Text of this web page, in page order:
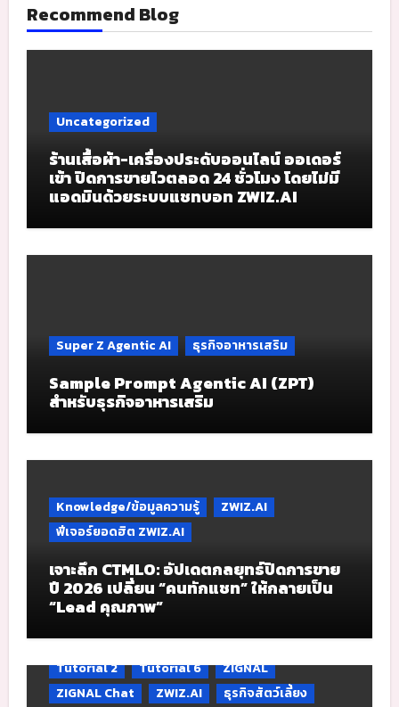
Recommend Blog
Uncategorized
ร้านเสื้อผ้า-เครื่องประดับออนไลน์ ออเดอร์
เข้า ปิดการขายไวตลอด 24 ชั่วโมง โดยไม่มี
แอดมินด้วยระบบแชทบอท ZWIZ.AI
Super Z Agentic AI ธุรกิจอาหารเสริม
Sample Prompt Agentic AI (ZPT)
สำหรับธุรกิจอาหารเสริม
Knowledge/ข้อมูลความรู้
ZWIZ.AI
ฟีเจอร์ยอดฮิต ZWIZ.AI
เจาะลึก CTMLO: อัปเดตกลยุทธ์ปิดการขาย
ปี 2026 เปลี่ยน “คนทักแชท” ให้กลายเป็น
“Lead คุณภาพ”
Tutorial 2 Tutorial 6
ZIGNAL
ZIGNAL Chat
ZWIZ.AI
ธุรกิจสัตว์เลี้ยง